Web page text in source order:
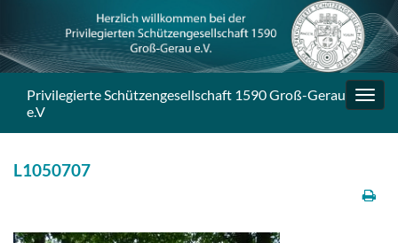
Privilegierte Schützengesellschaft 1590 Groß-Gerau
e.V
L1050707